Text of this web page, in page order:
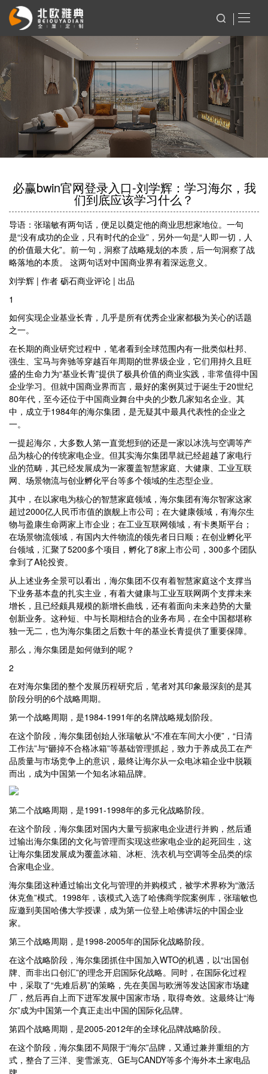
必赢bwin官网登录入口-刘学辉：学习海尔，我
们到底应该学习什么？
导语：张瑞敏有两句话，便足以奠定他的商业思想家地位。一句
是“没有成功的企业，只有时代的企业”，另外一句是“人即一切，人
的价值最大化”。前一句，洞察了战略规划的本质，后一句洞察了战
略落地的本质。 这两句话对中国商业界有着深远意义。
刘学辉 | 作者 砺石商业评论 | 出品
1
如何实现企业基业长青，几乎是所有优秀企业家都极为关心的话题
之一。
在长期的商业研究过程中，笔者看到全球范围内有一批类似杜邦、
强生、宝马与奔驰等穿越百年周期的世界级企业，它们用持久且旺
盛的生命力为“基业长青”提供了极具价值的商业实践，非常值得中国
企业学习。但就中国商业界而言，最好的案例莫过于诞生于20世纪
80年代，至今还位于中国商业舞台中央的少数几家知名企业。其
中，成立于1984年的海尔集团，是无疑其中最具代表性的企业之
一。
一提起海尔，大多数人第一直觉想到的还是一家以冰洗与空调等产
品为核心的传统家电企业。但其实海尔集团早就已经超越了家电行
业的范畴，其已经发展成为一家覆盖智慧家庭、大健康、工业互联
网、场景物流与创业孵化平台等多个领域的生态型企业。
其中，在以家电为核心的智慧家庭领域，海尔集团有海尔智家这家
超过2000亿人民币市值的旗舰上市公司；在大健康领域，有海尔生
物与盈康生命两家上市企业；在工业互联网领域，有卡奥斯平台；
在场景物流领域，有国内大件物流的领先者日日顺；在创业孵化平
台领域，汇聚了5200多个项目，孵化了8家上市公司，300多个团队
拿到了A轮投资。
从上述业务全景可以看出，海尔集团不仅有着智慧家庭这个支撑当
下业务基本盘的扎实主业，有着大健康与工业互联网两个支撑未来
增长，且已经颇具规模的新增长曲线，还有着面向未来趋势的大量
创新业务。这种短、中与长期相结合的业务布局，在全中国都堪称
独一无二，也为海尔集团之后数十年的基业长青提供了重要保障。
那么，海尔集团是如何做到的呢？
2
在对海尔集团的整个发展历程研究后，笔者对其印象最深刻的是其
阶段分明的6个战略周期。
第一个战略周期，是1984-1991年的名牌战略规划阶段。
在这个阶段，海尔集团创始人张瑞敏从“不准在车间大小便”，“日清
工作法”与“砸掉不合格冰箱”等基础管理抓起，致力于养成员工在产
品质量与市场竞争上的意识，最终让海尔从一众电冰箱企业中脱颖
而出，成为中国第一个知名冰箱品牌。
第二个战略周期，是1991-1998年的多元化战略阶段。
在这个阶段，海尔集团对国内大量亏损家电企业进行并购，然后通
过输出海尔集团的文化与管理而实现这些家电企业的起死回生，这
让海尔集团发展成为覆盖冰箱、冰柜、洗衣机与空调等全品类的综
合家电企业。
海尔集团这种通过输出文化与管理的并购模式，被学术界称为“激活
休克鱼”模式。1998年，该模式入选了哈佛商学院案例库，张瑞敏也
应邀到美国哈佛大学授课，成为第一位登上哈佛讲坛的中国企业
家。
第三个战略周期，是1998-2005年的国际化战略阶段。
在这个战略阶段，海尔集团抓住中国加入WTO的机遇，以“出国创
牌、而非出口创汇”的理念开启国际化战略。同时，在国际化过程
中，采取了“先难后易”的策略，先在美国与欧洲等发达国家市场建
厂，然后再自上而下进军发展中国家市场，取得奇效。这最终让“海
尔”成为中国第一个真正走出中国的国际化品牌。
第四个战略周期，是2005-2012年的全球化品牌战略阶段。
在这个阶段，海尔集团不局限于“海尔”品牌，又通过兼并重组的方
式，整合了三洋、斐雪派克、GE与CANDY等多个海外本土家电品